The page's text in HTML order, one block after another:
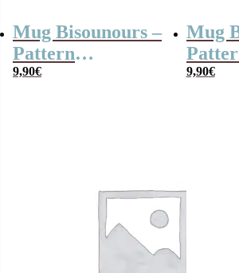
Mug Bisounours –
Pattern
“Touchanceux” –
9,90€
Mug
9,90€